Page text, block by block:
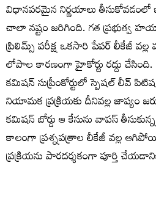
విధానపరమైన నిర్ణయాలు తీసుకోవడంలో
చాలా నష్టం జరిగింది. గత ప్రభుత్వ
ప్రిలిమ్స్‌ పరీక్ష ఒకసారి పేపర్‌ లీకేజీ
లోపాల కారణంగా హైకోర్టు రద్దు చేసింది.
కమిషన్‌ సుప్రీంకోర్టులో స్పెషల్‌ లీవ్‌
నియామక ప్రక్రియకు దీనివల్ల జాప్యం
కమిషన్‌ బోర్డు ఆ కేసును వాపస్‌
కాలంగా ప్రశ్నపత్రాల లీకేజీ వల్ల
ప్రక్రియను పారదర్శకంగా పూర్తి